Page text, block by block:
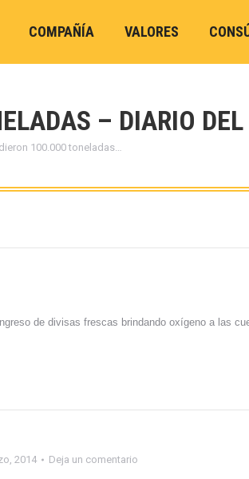
COMPAÑÍA VALORES
– DIARIO
100.000 toneladas…
de divisas frescas brindando oxígeno a las
2014 Deja un comentario